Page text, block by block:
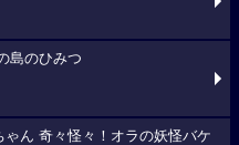
島のひみつ
ん 奇々怪々！オラの妖怪バケ